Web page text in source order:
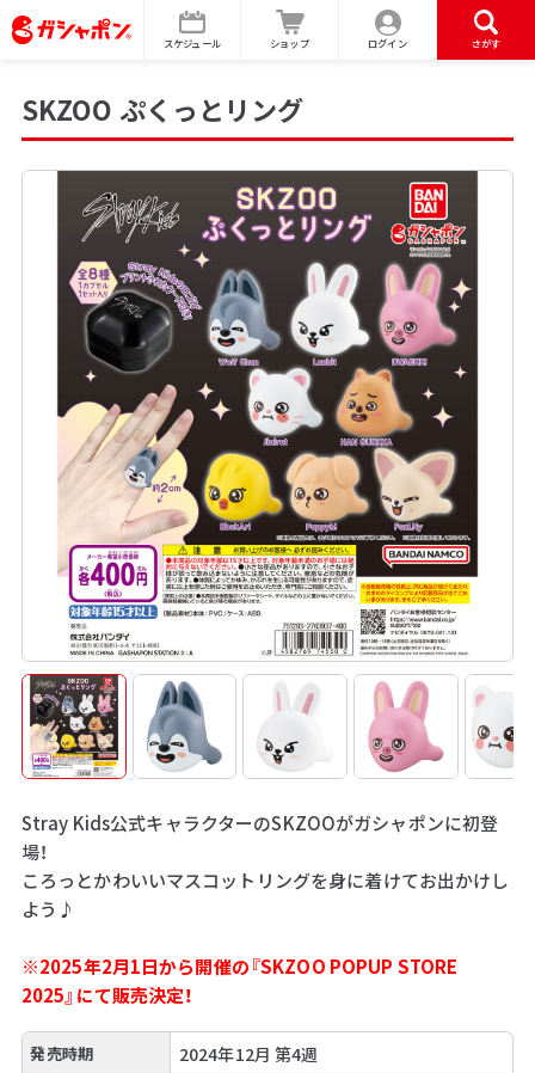
スケジュール ショップ ログイン さがす
SKZOO ぷくっとリング
Stray Kids公式キャラクターのSKZOOがガシャポンに初登
場！
ころっとかわいいマスコットリングを身に着けてお出かけし
よう♪
※2025年2月1日から開催の『SKZOO POPUP STORE
2025』にて販売決定！
発売時期 2024年12月 第4週